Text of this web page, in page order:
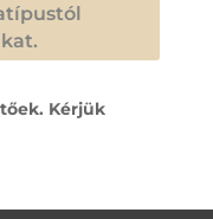
Kérjük